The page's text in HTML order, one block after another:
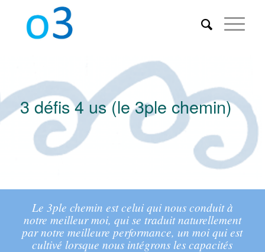
3 défis 4 us (le 3ple chemin)
Le 3ple chemin est celui qui nous conduit à
notre meilleur moi, qui se traduit naturellement
par notre meilleure performance, un moi qui est
cultivé lorsque nous intégrons les capacités